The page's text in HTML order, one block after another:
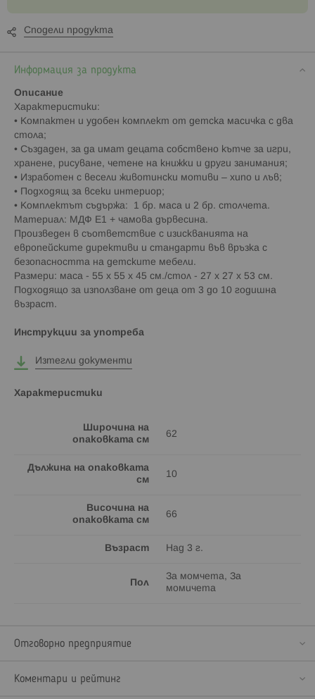
Сподели продукта
Информация за продукта
Описание
Характеристики:
• Компактен и удобен комплект от детска масичка с два
стола;
• Създаден, за да имат децата собствено кътче за игри,
хранене, рисуване, четене на книжки и други занимания;
• Изработен с весели животински мотиви – хипо и лъв;
• Подходящ за всеки интериор;
• Комплектът съдържа: 1 бр. маса и 2 бр. столчета.
Материал: МДФ Е1 + чамова дървесина.
Произведен в съответствие с изискванията на
европейските директиви и стандарти във връзка с
безопасността на детските мебели.
Размери: маса - 55 x 55 x 45 см./стол - 27 x 27 x 53 см.
Подходящо за използване от деца от 3 до 10 годишна
възраст.
Инструкции за употреба
Изтегли документи
Характеристики
Широчина на
опаковката см
62
Дължина на опаковката
см
10
Височина на
опаковката см
66
Възраст Над 3 г.
Пол
За момчета, За
момичета
Отговорно предприятие
Коментари и рейтинг